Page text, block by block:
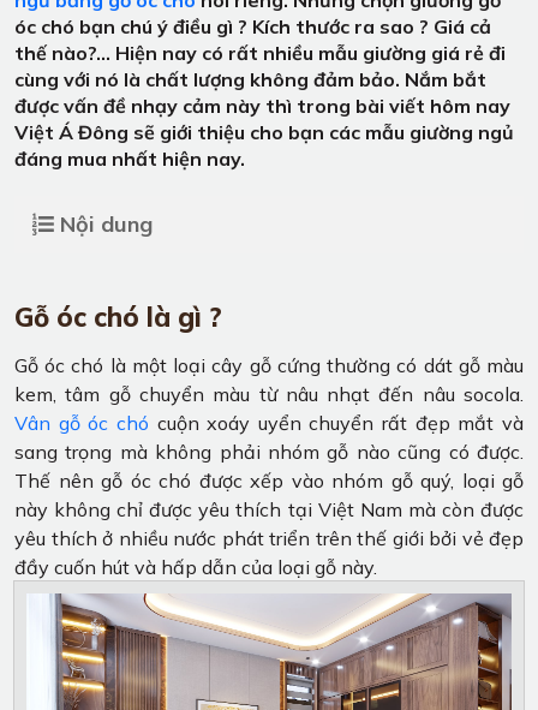
óc chó bạn chú ý điều gì ? Kích thước ra sao ? Giá cả
thế nào?... Hiện nay có rất nhiều mẫu giường giá rẻ đi
cùng với nó là chất lượng không đảm bảo. Nắm bắt
được vấn đề nhạy cảm này thì trong bài viết hôm nay
Việt Á Đông sẽ giới thiệu cho bạn các mẫu giường ngủ
đáng mua nhất hiện nay.
Nội dung
Gỗ óc chó là gì ?
Gỗ óc chó là một loại cây gỗ cứng thường có dát gỗ màu
kem, tâm gỗ chuyển màu từ nâu nhạt đến nâu socola.
Vân gỗ óc chó cuộn xoáy uyển chuyển rất đẹp mắt và
sang trọng mà không phải nhóm gỗ nào cũng có được.
Thế nên gỗ óc chó được xếp vào nhóm gỗ quý, loại gỗ
này không chỉ được yêu thích tại Việt Nam mà còn được
yêu thích ở nhiều nước phát triển trên thế giới bởi vẻ đẹp
đầy cuốn hút và hấp dẫn của loại gỗ này.